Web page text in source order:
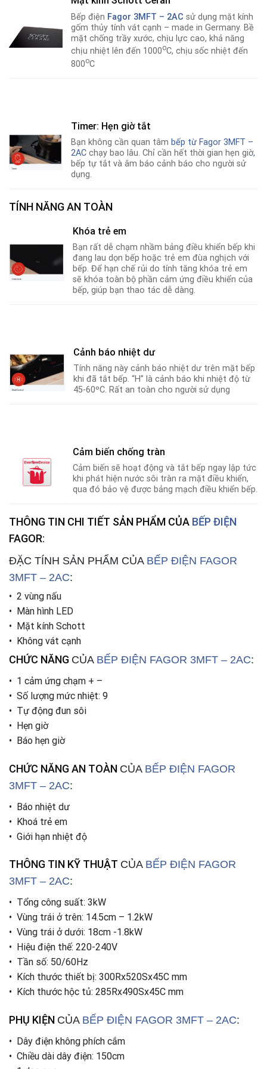
Bếp điện Fagor 3MFT – 2AC sử dụng mặt kính
gốm thủy tính vát cạnh – made in Germany. Bề
mặt chống trầy xước, chịu lực cao, khả năng
chịu nhiệt lên đến 1000oC, chịu sốc nhiệt đến
800oC
Timer: Hẹn giờ tắt
Bạn không cần quan tâm bếp từ Fagor 3MFT –
2AC chạy bao lâu. Chỉ cần hết thời gian hẹn giờ,
bếp tự tắt và âm báo cảnh báo cho người sử
dụng.
TÍNH NĂNG AN TOÀN
Khóa trẻ em
Bạn rất dễ chạm nhầm bảng điều khiển bếp khi
đang lau dọn bếp hoặc trẻ em đùa nghịch với
bếp. Để hạn chế rủi do tính tăng khóa trẻ em
sẽ khóa toàn bộ phần cảm ứng điều khiển của
bếp, giúp bạn thao tác dễ dàng.
Cảnh báo nhiệt dư
Tính năng này cảnh báo nhiệt dư trên mặt bếp
khi đã tắt bếp. “H” là cảnh báo khi nhiệt độ từ
45-60ºC. Rất an toàn cho người sử dụng
Cảm biến chống tràn
Cảm biến sẽ hoạt động và tắt bếp ngay lập tức
khi phát hiện nước sôi tràn ra mặt điều khiển,
qua đó bảo vệ được bảng mạch điều khiển bếp.
THÔNG TIN CHI TIẾT SẢN PHẨM CỦA BẾP ĐIỆN
FAGOR:
ĐẶC TÍNH SẢN PHẨM CỦA BẾP ĐIỆN FAGOR
3MFT – 2AC:
• 2 vùng nấu
• Màn hình LED
• Mặt kính Schott
• Không vát cạnh
CHỨC NĂNG CỦA BẾP ĐIỆN FAGOR 3MFT – 2AC:
• 1 cảm ứng chạm + –
• Số lượng mức nhiệt: 9
• Tự động đun sôi
• Hẹn giờ
• Báo hẹn giờ
CHỨC NĂNG AN TOÀN CỦA BẾP ĐIỆN FAGOR
3MFT – 2AC:
• Báo nhiệt dư
• Khoá trẻ em
• Giới hạn nhiệt độ
THÔNG TIN KỸ THUẬT CỦA BẾP ĐIỆN FAGOR
3MFT – 2AC:
• Tổng công suất: 3kW
• Vùng trái ở trên: 14.5cm – 1.2kW
• Vùng trái ở dưới: 18cm -1.8kW
• Hiệu điện thế: 220-240V
• Tần số: 50/60Hz
• Kích thước thiết bị: 300Rx520Sx45C mm
• Kích thước hộc tủ: 285Rx490Sx45C mm
PHỤ KIỆN CỦA BẾP ĐIỆN FAGOR 3MFT – 2AC:
• Dây điện không phích cắm
• Chiều dài dây điện: 150cm